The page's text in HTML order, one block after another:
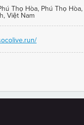
Thọ Hòa, Phú Thọ
Việt Nam